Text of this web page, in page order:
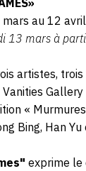
12
mars au 12
13 mars à
artistes,
Vanities
«
Bing, Han Yu
exprime le